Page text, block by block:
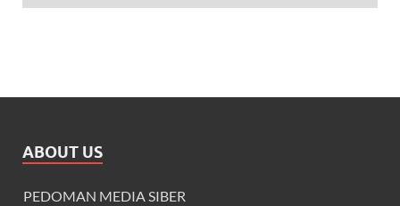
ABOUT US
PEDOMAN MEDIA SIBER